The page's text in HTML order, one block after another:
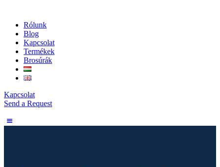
Rólunk
Blog
Kapcsolat
Termékek
Brosúrák
Kapcsolat
Send a Request